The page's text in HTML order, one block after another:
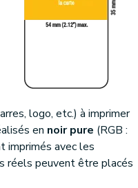
logo, etc.) à imprimer
en noir pure (RGB :
imprimés avec les
réels peuvent être placés